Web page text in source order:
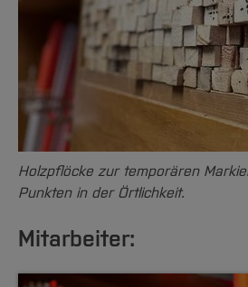
Holzpflöcke zur temporären
Punkten in der Örtlichkeit.
Mitarbeiter: